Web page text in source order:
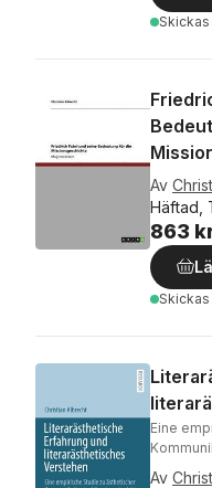
Skickas
Av
Häftad,
863
Skickas
Eine
Av